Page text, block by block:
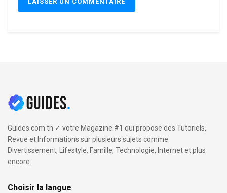
Guides.com.tn ✓ votre Magazine #1 qui propose des Tutoriels,
Revue et Informations sur plusieurs sujets comme
Divertissement, Lifestyle, Famille, Technologie, Internet et plus
encore.
Choisir la langue